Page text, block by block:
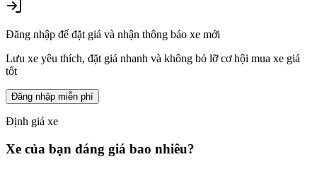
Đăng nhập để đặt giá và nhận thông báo xe mới
Lưu xe yêu thích, đặt giá nhanh và không bỏ lỡ cơ hội mua xe giá
tốt
Đăng nhập miễn phí
Định giá xe
Xe của bạn đáng giá bao nhiêu?